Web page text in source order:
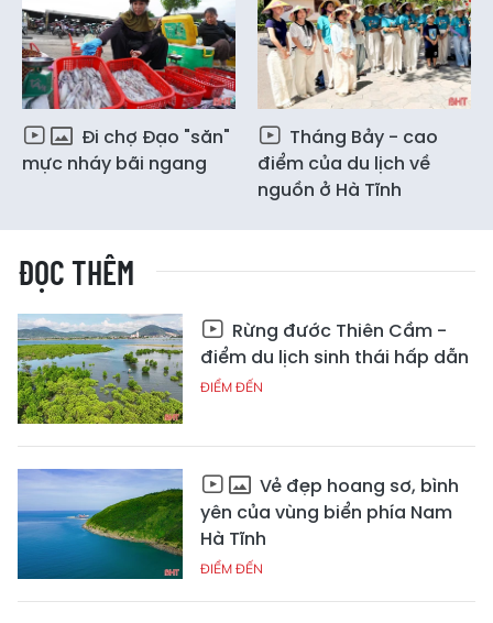
Đi chợ Đạo "săn"
mực nháy bãi ngang
Tháng Bảy - cao
điểm của du lịch về
nguồn ở Hà Tĩnh
ĐỌC THÊM
Rừng đước Thiên Cầm -
điểm du lịch sinh thái hấp dẫn
ĐIỂM ĐẾN
Vẻ đẹp hoang sơ, bình
yên của vùng biển phía Nam
Hà Tĩnh
ĐIỂM ĐẾN